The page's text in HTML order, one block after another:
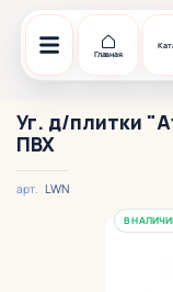
Главная
Уг. д/плитки
ПВХ
арт. LWN
В